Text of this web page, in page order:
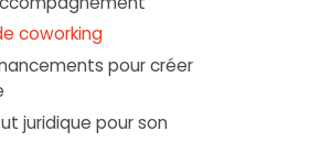
coworking
pour créer
juridique pour son